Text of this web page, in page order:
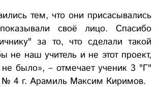
тем, что они присасывались
своё лицо. Спасибо
за то, что сделали такой
не наш учитель и не этот проект,
не было», – отмечает ученик 3 "Г"
4 г. Арамиль Максим Киримов.